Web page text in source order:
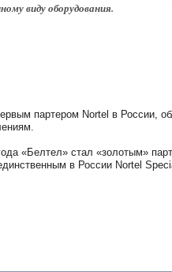
виду оборудования.
партером Nortel в России,
«Белтел» стал «золотым»
в России Nortel